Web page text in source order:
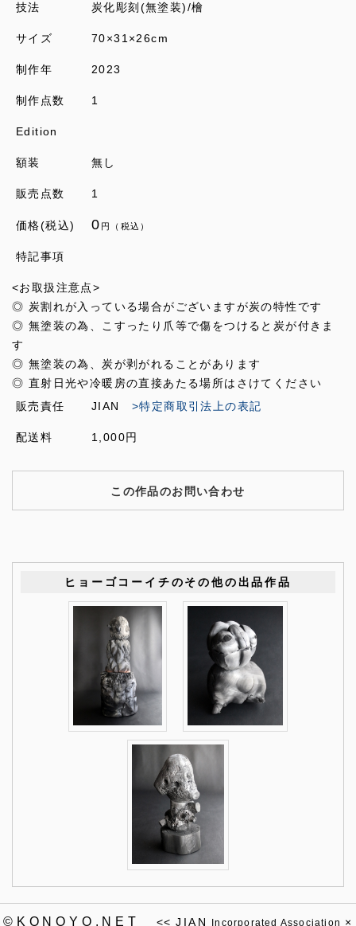
技法 炭化彫刻(無塗装)/檜
サイズ 70×31×26cm
制作年 2023
制作点数 1
Edition
額装 無し
販売点数 1
価格(税込) 0 円（税込）
特記事項
<お取扱注意点>
◎ 炭割れが入っている場合がございますが炭の特性です
◎ 無塗装の為、こすったり爪等で傷をつけると炭が付きま
す
◎ 無塗装の為、炭が剥がれることがあります
◎ 直射日光や冷暖房の直接あたる場所はさけてください
販売責任
JIAN >特定商取引法上の表記
配送料 1,000円
この作品のお問い合わせ
ヒョーゴコーイチのその他の出品作品
©KONOYO.NET << JIAN Incorporated Association ×